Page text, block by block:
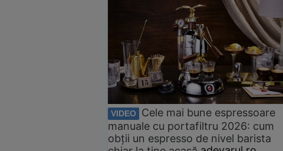
VIDEO
Cele mai bune espressoare
manuale cu portafiltru 2026: cum
obții un espresso de nivel barista